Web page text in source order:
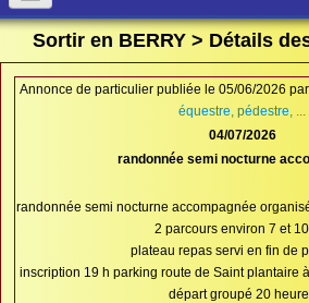
Accueil
Proposer une annonce
Partenaires
Sortir en BERRY > Détails
Annonce de particulier publiée le 05/06/2026 par
équestre, pédestre, ...
04/07/2026
randonnée semi nocturne
randonnée semi nocturne accompagnée
2 parcours environ 7 et
plateau repas servi en fin de
inscription 19 h parking route de Saint plantaire
départ groupé 20